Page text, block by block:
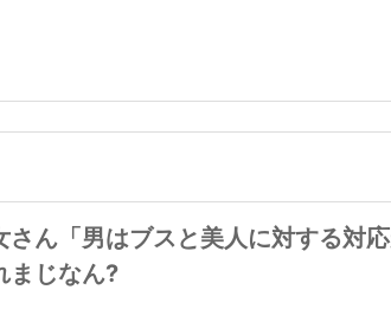
さん「男はブスと美人に対する対
まじなん?